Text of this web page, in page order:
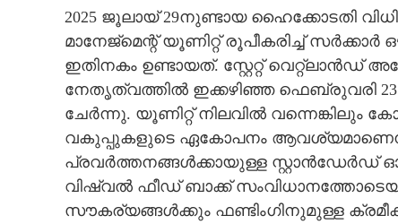
2025 ജൂലായ് 29നുണ്ടായ ഹൈക്കോടതി
മാനേജ്മെന്റ് യൂണിറ്റ് രൂപീകരിച്ച്
ഇതിനകം ഉണ്ടായത്. സ്റ്റേറ്റ് വെറ്റ്ലാൻഡ്
നേതൃത്വത്തിൽ ഇക്കഴിഞ്ഞ ഫെബ്രുവരി
ചേർന്നു. യൂണിറ്റ് നിലവിൽ വന്നെങ്കിലും
വകുപ്പുകളുടെ ഏകോപനം
പ്രവർത്തനങ്ങൾക്കായുള്ള സ്റ്റാൻഡേർഡ്
വിഷ്വൽ ഫീഡ് ബാക്ക്
സൗകര്യങ്ങൾക്കും ഫണ്ടിംഗിനുമുള്ള